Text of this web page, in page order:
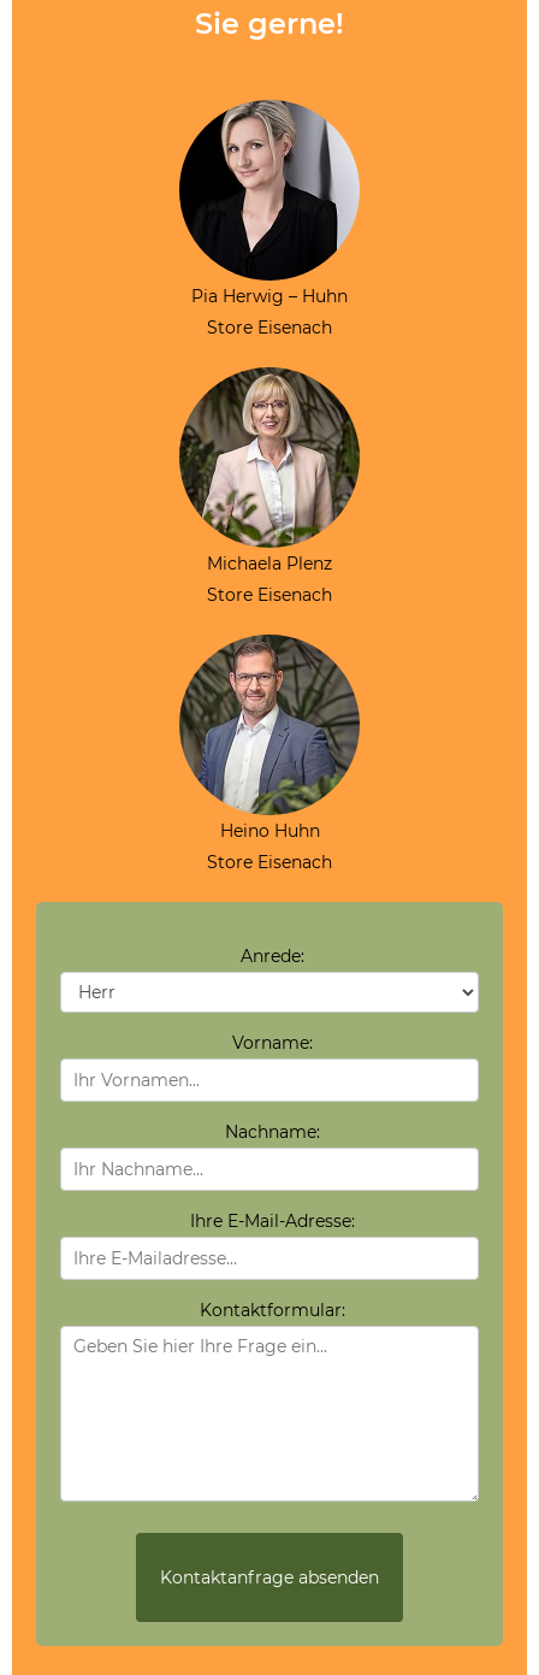
Sie gerne!
Pia Herwig – Huhn
Store Eisenach
Michaela Plenz
Store Eisenach
Heino Huhn
Store Eisenach
Anrede:
Vorname:
Nachname:
Ihre E-Mail-Adresse:
Kontaktformular: